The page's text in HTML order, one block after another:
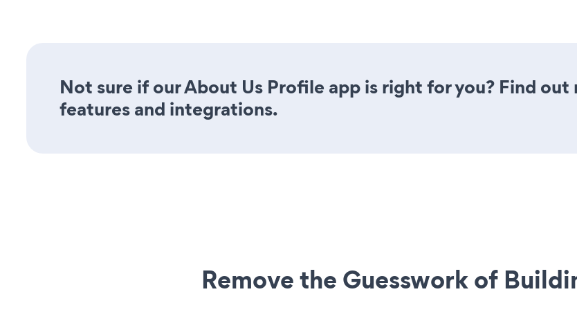
Not sure if our About Us Profile app is right for you? Find
features and integrations.
Remove the Guesswork of